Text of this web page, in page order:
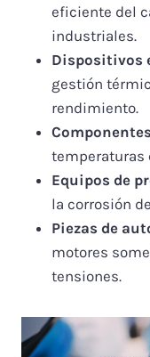
eficiente del
industriales.
Dispositivos
gestión
rendimiento.
temperaturas
Equipos de
la corrosión
Piezas de
motores
tensiones.